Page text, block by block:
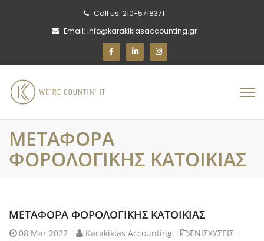
Call us: 210-5718371
Email: info@karakiklasaccounting.gr
ΜΕΤΑΦΟΡΑ
ΦΟΡΟΛΟΓΙΚΗΣ ΚΑΤΟΙΚΙΑΣ
ΜΕΤΑΦΟΡΑ ΦΟΡΟΛΟΓΙΚΗΣ ΚΑΤΟΙΚΙΑΣ
08 Mar 2022 Karakiklas Accounting
ΕΝΙΣΧΥΣΕΙΣ